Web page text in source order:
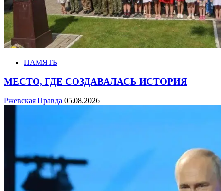
ПАМЯТЬ
МЕСТО, ГДЕ СОЗДАВАЛАСЬ ИСТОРИЯ
Ржевская Правда 05.08.2026